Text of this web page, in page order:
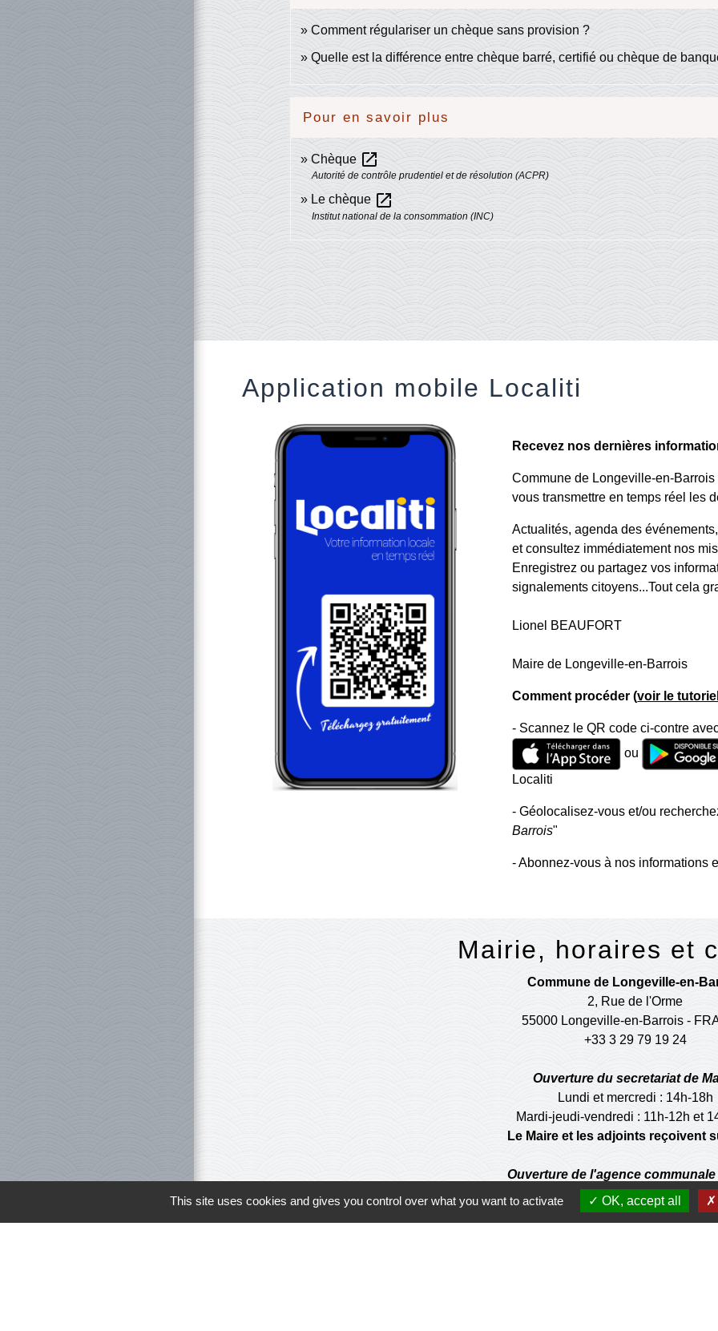
Comment régulariser un chèque sans provision ?
Quelle est la différence entre chèque barré, certifié ou chèque de
Pour en savoir plus
Chèque open_in_new
Autorité de contrôle prudentiel et de résolution (ACPR)
Le chèque open_in_new
Institut national de la consommation (INC)
Application mobile Localiti
Recevez nos dernières
Commune de Longeville-en-
vous transmettre en temps réel les
Actualités, agenda des
et consultez immédiatement nos
Enregistrez ou partagez vos
signalements citoyens...Tout cela
Lionel BEAUFORT
Maire de Longeville-en-Barrois
Comment procéder (voir le
- Scannez le QR code ci-contre
ou
Localiti
- Géolocalisez-vous et/ou
Barrois"
- Abonnez-vous à nos informations
Mairie, horaires et
Commune de Longeville-en-
2, Rue de l'Orme
55000 Longeville-en-Barrois -
+33 3 29 79 19 24
Ouverture du secretariat de
Lundi et mercredi : 14h-18h
Mardi-jeudi-vendredi : 11h-12h et
Le Maire et les adjoints reçoivent
Ouverture de l'agence
Lundi et mardi: 14h-16h
Mercredi :14h-18h
This site uses cookies and gives you control over what you want to activate OK, accept all